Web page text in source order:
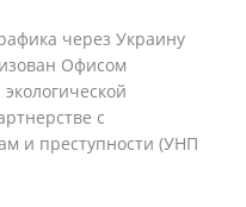
через Украину
Офисом
с
и преступности (УНП